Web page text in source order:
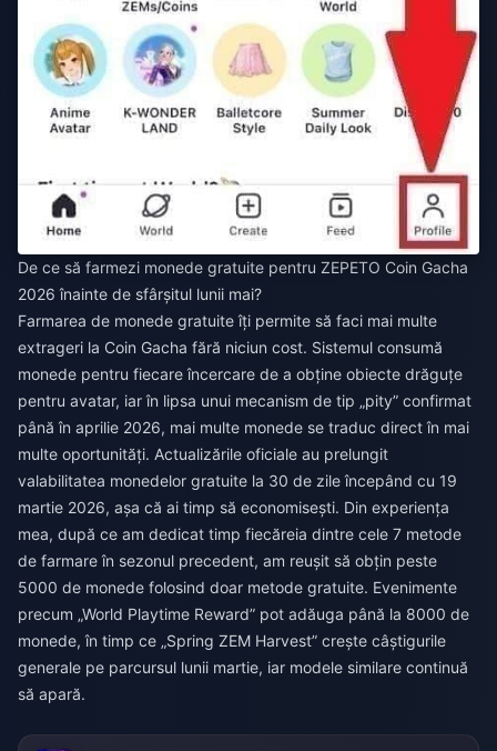
De ce să farmezi monede gratuite pentru ZEPETO Coin Gacha
2026 înainte de sfârșitul lunii mai?
Farmarea de monede gratuite îți permite să faci mai multe
extrageri la Coin Gacha fără niciun cost. Sistemul consumă
monede pentru fiecare încercare de a obține obiecte drăguțe
pentru avatar, iar în lipsa unui mecanism de tip „pity” confirmat
până în aprilie 2026, mai multe monede se traduc direct în mai
multe oportunități. Actualizările oficiale au prelungit
valabilitatea monedelor gratuite la 30 de zile începând cu 19
martie 2026, așa că ai timp să economisești. Din experiența
mea, după ce am dedicat timp fiecăreia dintre cele 7 metode
de farmare în sezonul precedent, am reușit să obțin peste
5000 de monede folosind doar metode gratuite. Evenimente
precum „World Playtime Reward” pot adăuga până la 8000 de
monede, în timp ce „Spring ZEM Harvest” crește câștigurile
generale pe parcursul lunii martie, iar modele similare continuă
să apară.